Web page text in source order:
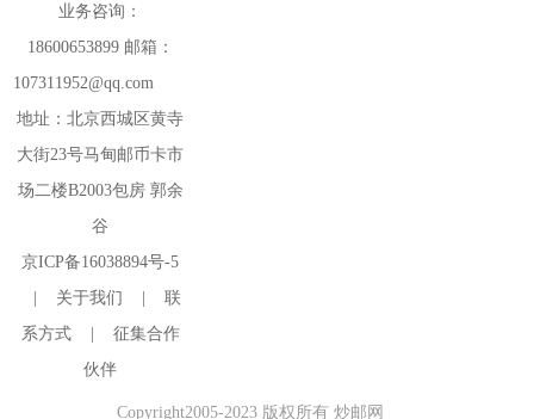
业务咨询：
18600653899 邮箱：
107311952@qq.com
地址：北京西城区黄寺
大街23号马甸邮币卡市
场二楼B2003包房 郭余
谷
京ICP备16038894号-5
关于我们
联
系方式
征集合作
伙伴
Copyright2005-2023 版权所有 炒邮网